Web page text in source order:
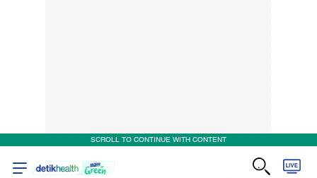
SCROLL TO CONTINUE WITH CONTENT